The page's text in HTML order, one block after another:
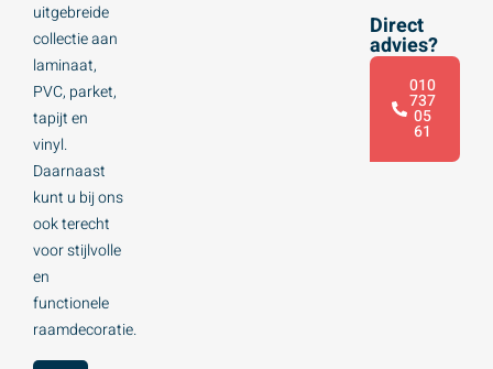
uitgebreide
collectie aan
laminaat,
PVC, parket,
tapijt en
vinyl.
Daarnaast
kunt u bij ons
ook terecht
voor stijlvolle
en
functionele
raamdecoratie.
Direct
advies?
010
737
05
61